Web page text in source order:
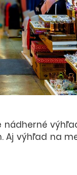
nádherné
výhľad na